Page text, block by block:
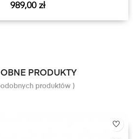
Cena
989,00 zł
PRODUKTY
produktów )